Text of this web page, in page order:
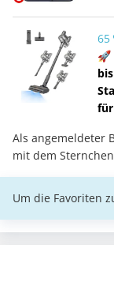
65
🚀
Als angemeldeter
mit dem Sternchen
Um die Favoriten